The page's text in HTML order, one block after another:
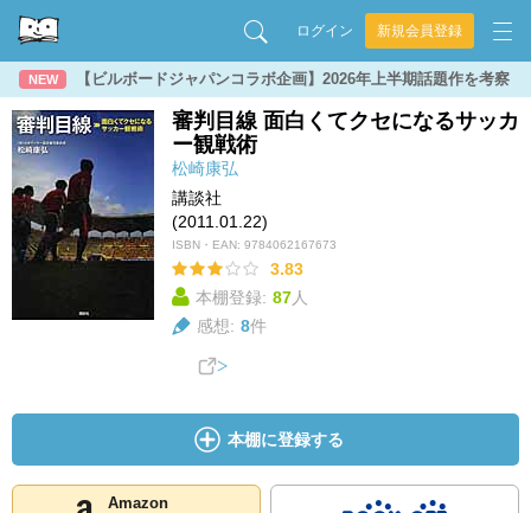
ログイン 新規会員登録
NEW 【ビルボードジャパンコラボ企画】2026年上半期話題作を考察
審判目線 面白くてクセになるサッカ
ー観戦術
松崎康弘
講談社
(2011.01.22)
ISBN・EAN: 9784062167673
3.83
本棚登録: 87人
感想: 8件
本棚に登録する
Amazon